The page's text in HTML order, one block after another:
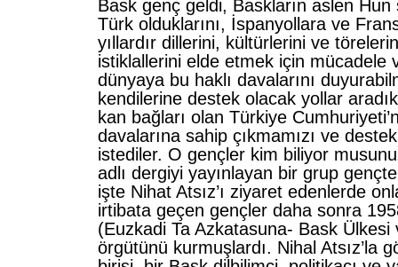
Bask genç geldi, Baskların aslen
Türk olduklarını, İspanyollara ve
yıllardır dillerini, kültürlerini ve
istiklallerini elde etmek için mücadele
dünyaya bu haklı davalarını
kendilerine destek olacak yollar
kan bağları olan Türkiye
davalarına sahip çıkmamızı ve
istediler. O gençler kim biliyor
adlı dergiyi yayınlayan bir grup
işte Nihat Atsız’ı ziyaret edenlerde
irtibata geçen gençler daha sonra
(Euzkadi Ta Azkatasuna- Bask Ülkesi
örgütünü kurmuşlardı. Nihal Atsız’la